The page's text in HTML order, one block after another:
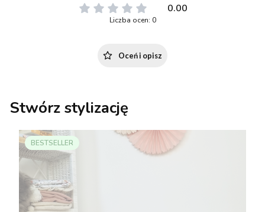
0.00
Liczba ocen: 0
Oceń i opisz
Stwórz stylizację
BESTSELLER